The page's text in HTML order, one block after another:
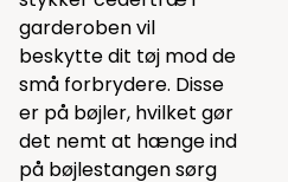
garderoben vil
beskytte dit tøj mod de
små forbrydere. Disse
er på bøjler, hvilket gør
det nemt at hænge ind
på bøjlestangen sørg